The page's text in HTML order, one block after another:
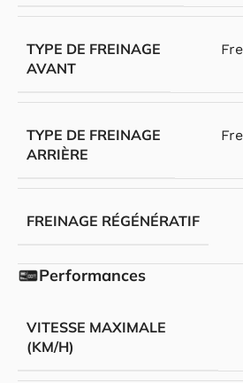
TYPE DE FREINAGE
AVANT
TYPE DE FREINAGE
ARRIÈRE
FREINAGE RÉGÉNÉRATIF
Performances
VITESSE MAXIMALE
(KM/H)